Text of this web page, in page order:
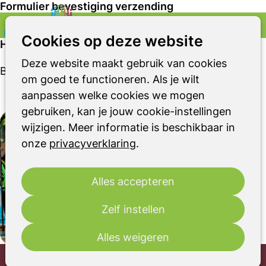
Cookies op deze website
Deze website maakt gebruik van cookies
om goed te functioneren. Als je wilt
aanpassen welke cookies we mogen
gebruiken, kan je jouw cookie-instellingen
wijzigen. Meer informatie is beschikbaar in
onze privacyverklaring.
Alles accepteren
Zelf instellen
Alles weigeren
Formulier bevestiging verzending
Het formulier is verzonden
Bedankt voor de belangstelling.